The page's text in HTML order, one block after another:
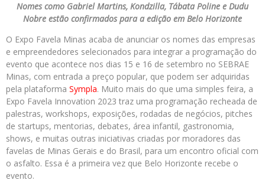
Nomes como Gabriel Martins, Kondzilla, Tábata Poline e Dudu
Nobre estão confirmados para a edição em Belo Horizonte
O Expo Favela Minas acaba de anunciar os nomes das empresas
e empreendedores selecionados para integrar a programação do
evento que acontece nos dias 15 e 16 de setembro no SEBRAE
Minas, com entrada a preço popular, que podem ser adquiridas
pela plataforma Sympla. Muito mais do que uma simples feira, a
Expo Favela Innovation 2023 traz uma programação recheada de
palestras, workshops, exposições, rodadas de negócios, pitches
de startups, mentorias, debates, área infantil, gastronomia,
shows, e muitas outras iniciativas criadas por moradores das
favelas de Minas Gerais e do Brasil, para um encontro oficial com
o asfalto. Essa é a primeira vez que Belo Horizonte recebe o
evento.